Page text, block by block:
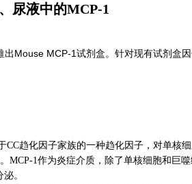
尿液中的MCP-1
出Mouse MCP-1试剂盒。针对现有试剂盒
趋化因子家族的一种趋化因子，对单核
1作为炎症介质，除了单核细胞和巨
。